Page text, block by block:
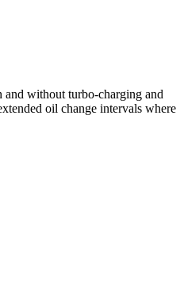
without turbo-charging and
oil change intervals where